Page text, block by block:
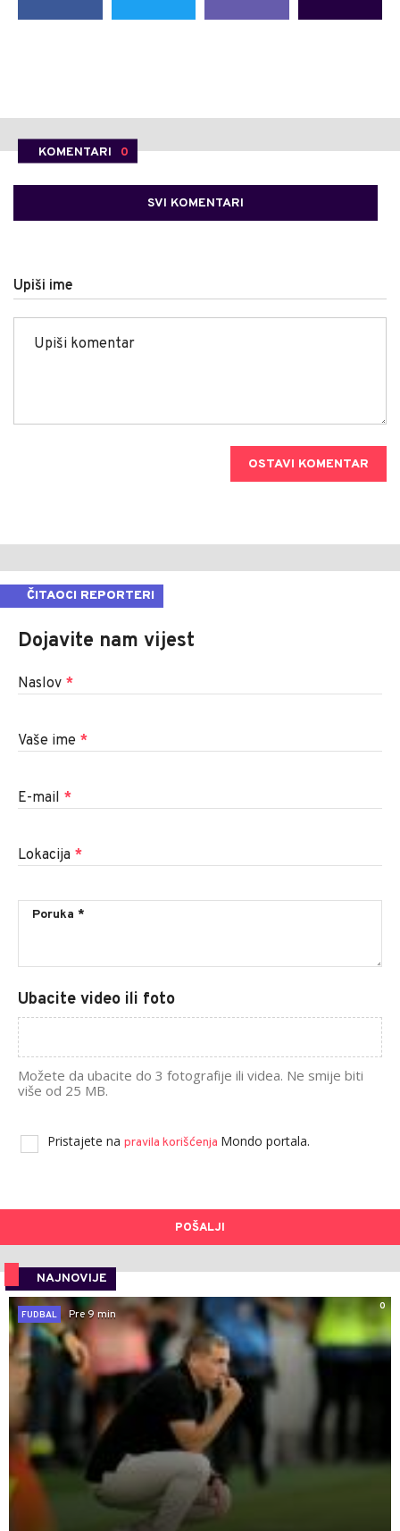
KOMENTARI 0
SVI KOMENTARI
Upiši ime
OSTAVI KOMENTAR
ČITAOCI REPORTERI
Dojavite nam vijest
Naslov *
Vaše ime *
E-mail *
Lokacija *
Ubacite video ili foto
Možete da ubacite do 3 fotografije ili videa. Ne smije biti
više od 25 MB.
Pristajete na pravila korišćenja Mondo portala.
POŠALJI
NAJNOVIJE
0
FUDBAL
Pre 9 min